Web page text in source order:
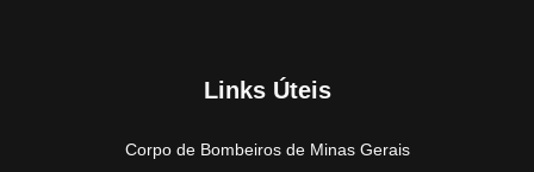
Links Úteis
Corpo de Bombeiros de Minas Gerais